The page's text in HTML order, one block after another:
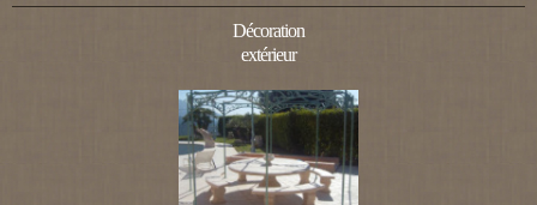
Décoration
extérieur